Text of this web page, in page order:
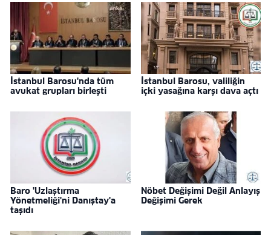
İstanbul Barosu'nda tüm
avukat grupları birleşti
İstanbul Barosu, valiliğin
içki yasağına karşı dava açtı
Baro 'Uzlaştırma
Yönetmeliği'ni Danıştay'a
taşıdı
Nöbet Değişimi Değil Anlayış
Değişimi Gerek